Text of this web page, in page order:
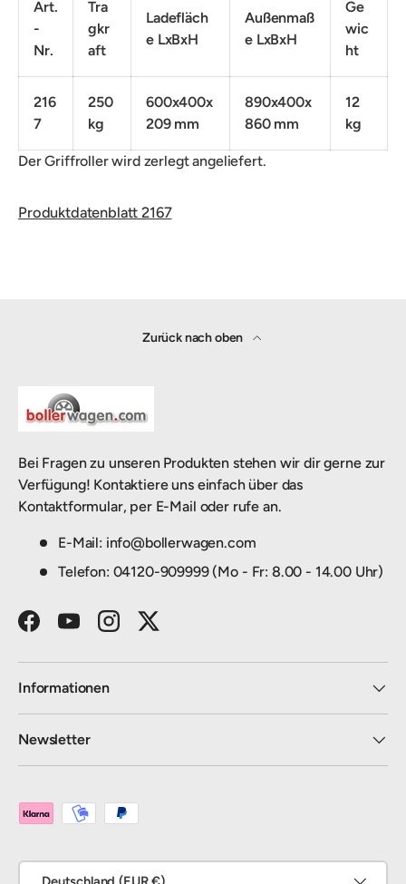
Art.
-
Nr.
Tra
gkr
aft
Ladefläch
e LxBxH
Außenmaß
e LxBxH
Ge
wic
ht
216
7
250
kg
600x400x
209 mm
890x400x
860 mm
12
kg
Der Griffroller wird zerlegt angeliefert.
Produktdatenblatt 2167
Zurück nach oben
Bei Fragen zu unseren Produkten stehen wir dir gerne zur
Verfügung! Kontaktiere uns einfach über das
Kontaktformular, per E-Mail oder rufe an.
E-Mail: info@bollerwagen.com
Telefon: 04120-909999 (Mo - Fr: 8.00 - 14.00 Uhr)
FacebookYouTubeInstagramTwitter
Informationen
Newsletter
Zahlungsmethoden